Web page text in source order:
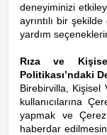
deneyiminizi
ayrıntılı bir
yardım
Rıza ve
Politikası’ndaki
Birebirvilla, Kişisel
kullanıcılarına
yapmak ve Çerez
haberdar